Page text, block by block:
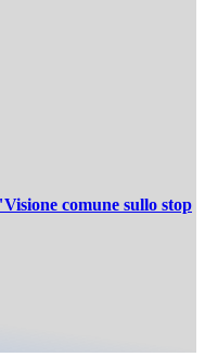
comune sullo stop